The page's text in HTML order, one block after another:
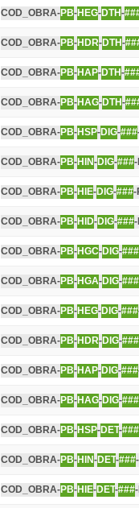
COD_OBRA-PB-HEG-DTH-
COD_OBRA-PB-HDR-DTH-
COD_OBRA-PB-HAP-DTH-
COD_OBRA-PB-HAG-DTH-
COD_OBRA-PB-HSP-DIG-###
COD_OBRA-PB-HIN-DIG-###
COD_OBRA-PB-HIE-DIG-###-
COD_OBRA-PB-HID-DIG-###
COD_OBRA-PB-HGC-DIG-###
COD_OBRA-PB-HGA-DIG-###
COD_OBRA-PB-HEG-DIG-###
COD_OBRA-PB-HDR-DIG-###
COD_OBRA-PB-HAP-DIG-###
COD_OBRA-PB-HAG-DIG-###
COD_OBRA-PB-HSP-DET-###
COD_OBRA-PB-HIN-DET-###
COD_OBRA-PB-HIE-DET-###